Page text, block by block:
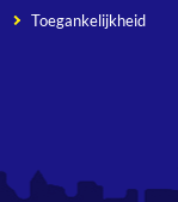
Toegankelijkheid